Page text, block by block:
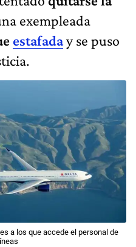
exempleada
estafaday se puso
a los que accede el personal de